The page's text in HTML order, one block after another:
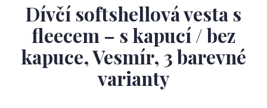
Dívčí softshellová vesta s
fleecem – s kapucí / bez
kapuce, Vesmír, 3 barevné
varianty